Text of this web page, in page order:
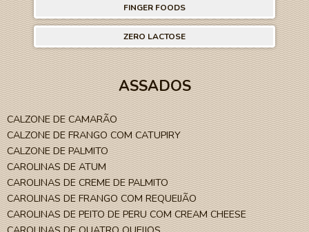
FINGER FOODS
ZERO LACTOSE
ASSADOS
CALZONE DE CAMARÃO
CALZONE DE FRANGO COM CATUPIRY
CALZONE DE PALMITO
CAROLINAS DE ATUM
CAROLINAS DE CREME DE PALMITO
CAROLINAS DE FRANGO COM REQUEIJÃO
CAROLINAS DE PEITO DE PERU COM CREAM CHEESE